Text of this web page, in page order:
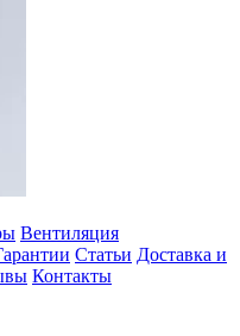
Вентиляция
Статьи Доставка и
Контакты